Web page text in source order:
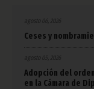
agosto 06, 2026
Ceses y
agosto 05, 2026
Adopción del
en la Cámara de